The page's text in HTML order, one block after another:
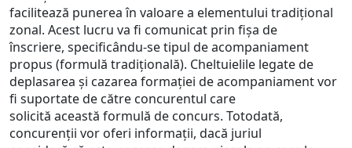
facilitează punerea în valoare a elementului tradiţional
zonal. Acest lucru va fi comunicat prin fişa de
înscriere, specificându-se tipul de acompaniament
propus (formulă tradiţională). Cheltuielile legate de
deplasarea şi cazarea formaţiei de acompaniament vor
fi suportate de către concurentul care
solicită această formulă de concurs. Totodată,
concurenţii vor oferi informaţii, dacă juriul